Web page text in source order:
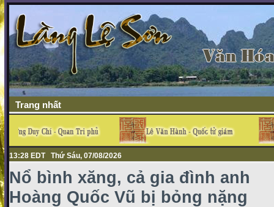
Trang nhất
13:28 EDT Thứ Sáu, 07/08/2026
Nổ bình xăng, cả gia đình anh
Hoàng Quốc Vũ bị bỏng nặng